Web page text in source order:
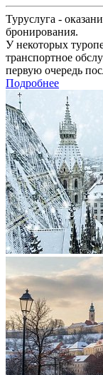
Туруслуга -
бронирования.
У некоторых
транспортное
первую очередь
Подробнее